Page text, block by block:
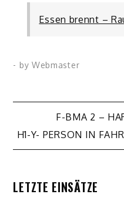
Essen brennt –
- by Webmaster
F-BMA 2 –
H1-Y- PERSON IN
LETZTE EINSÄTZE